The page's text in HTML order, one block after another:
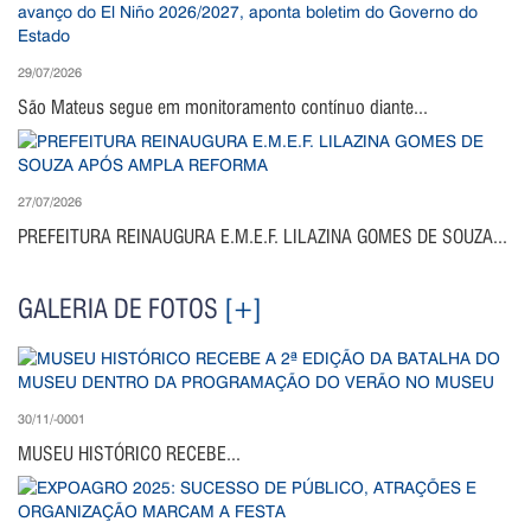
29/07/2026
São Mateus segue em monitoramento contínuo diante...
27/07/2026
PREFEITURA REINAUGURA E.M.E.F. LILAZINA GOMES DE SOUZA...
GALERIA DE FOTOS [+]
30/11/-0001
MUSEU HISTÓRICO RECEBE...